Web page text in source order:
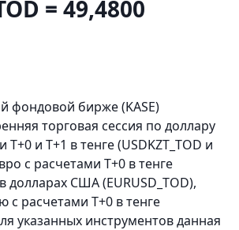
= 49,4800
фондовой бирже (KASE)
торговая сессия по доллару
и Т+1 в тенге (USDKZT_TOD и
с расчетами T+0 в тенге
долларах США (EURUSD_TOD),
с расчетами T+0 в тенге
указанных инструментов данная